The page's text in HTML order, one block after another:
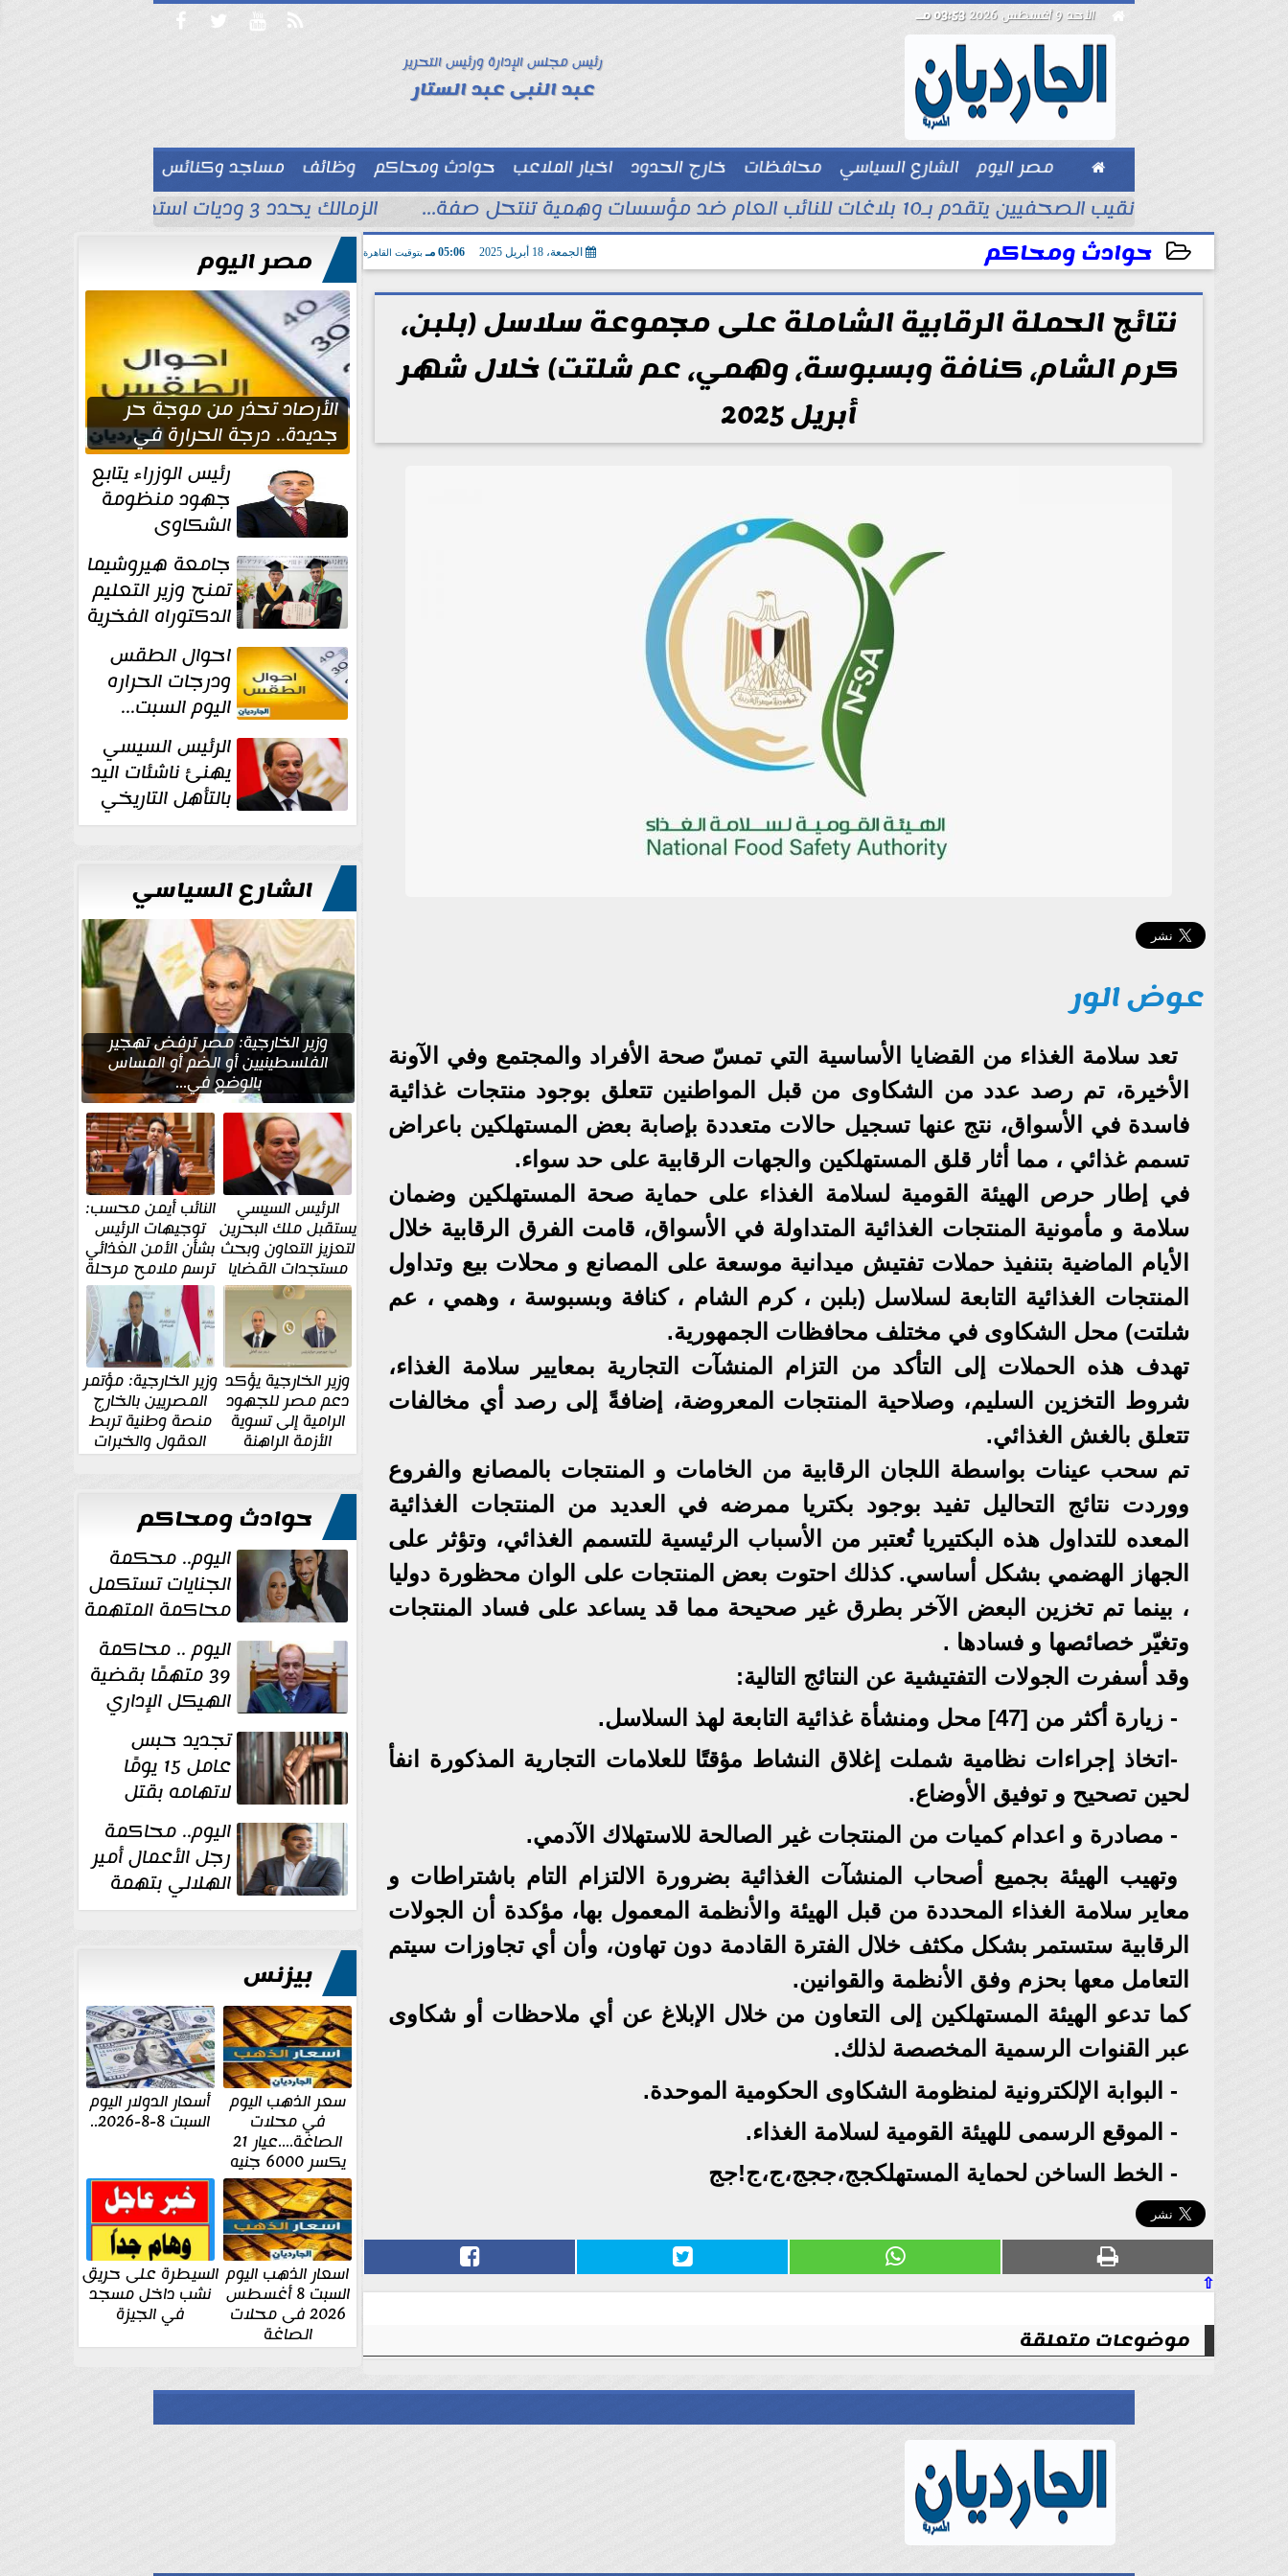
   
 الأحد 9 أغسطس 2026 03:53 مـ
رئيس مجلس الإدارة ورئيس التحرير
عبد النبى عبد الستار
 مصر اليوم الشارع السياسي محافظات خارج الحدود اخبار الملاعب حوادث ومحاكم وظائف
مساجد وكنائس
بيزنس
توك شو  نقيب الصحفيين يتقدم بـ10 بلاغات للنائب العام ضد مؤسسات وهمية تنتحل صفة... الزمالك يحدد 3 وديات استعدادًا للموسم الجديد قبل مواجهة الاتحاد السكندري
حوادث ومحاكم الجمعة، 18 أبريل 2025 05:06 مـ بتوقيت القاهرة
2025-04-18 17:06:49
نتائج الحملة الرقابية الشاملة على مجموعة سلاسل (بلبن،
كرم الشام، كنافة وبسبوسة، وهمي، عم شلتت) خلال شهر
أبريل 2025
عوض الور
تعد سلامة الغذاء من القضايا الأساسية التي تمسّ صحة الأفراد والمجتمع وفي الآونة
الأخيرة، تم رصد عدد من الشكاوى من قبل المواطنين تتعلق بوجود منتجات غذائية
فاسدة في الأسواق، نتج عنها تسجيل حالات متعددة بإصابة بعض المستهلكين باعراض
تسمم غذائي ، مما أثار قلق المستهلكين والجهات الرقابية على حد سواء.
في إطار حرص الهيئة القومية لسلامة الغذاء على حماية صحة المستهلكين وضمان
سلامة و مأمونية المنتجات الغذائية المتداولة في الأسواق، قامت الفرق الرقابية خلال
الأيام الماضية بتنفيذ حملات تفتيش ميدانية موسعة على المصانع و محلات بيع وتداول
المنتجات الغذائية التابعة لسلاسل (بلبن ، كرم الشام ، كنافة وبسبوسة ، وهمي ، عم
شلتت) محل الشكاوى في مختلف محافظات الجمهورية.
تهدف هذه الحملات إلى التأكد من التزام المنشآت التجارية بمعايير سلامة الغذاء،
شروط التخزين السليم، وصلاحية المنتجات المعروضة، إضافةً إلى رصد أي مخالفات
تتعلق بالغش الغذائي.
تم سحب عينات بواسطة اللجان الرقابية من الخامات و المنتجات بالمصانع والفروع
ووردت نتائج التحاليل تفيد بوجود بكتريا ممرضه في العديد من المنتجات الغذائية
المعده للتداول هذه البكتيريا تُعتبر من الأسباب الرئيسية للتسمم الغذائي، وتؤثر على
الجهاز الهضمي بشكل أساسي. كذلك احتوت بعض المنتجات على الوان محظورة دوليا
، بينما تم تخزين البعض الآخر بطرق غير صحيحة مما قد يساعد على فساد المنتجات
وتغيّر خصائصها و فسادها .
وقد أسفرت الجولات التفتيشية عن النتائج التالية:
- زيارة أكثر من [47] محل ومنشأة غذائية التابعة لهذ السلاسل.
-اتخاذ إجراءات نظامية شملت إغلاق النشاط مؤقتًا للعلامات التجارية المذكورة انفأ
لحين تصحيح و توفيق الأوضاع.
- مصادرة و اعدام كميات من المنتجات غير الصالحة للاستهلاك الآدمي.
وتهيب الهيئة بجميع أصحاب المنشآت الغذائية بضرورة الالتزام التام باشتراطات و
معاير سلامة الغذاء المحددة من قبل الهيئة والأنظمة المعمول بها، مؤكدة أن الجولات
الرقابية ستستمر بشكل مكثف خلال الفترة القادمة دون تهاون، وأن أي تجاوزات سيتم
التعامل معها بحزم وفق الأنظمة والقوانين.
كما تدعو الهيئة المستهلكين إلى التعاون من خلال الإبلاغ عن أي ملاحظات أو شكاوى
عبر القنوات الرسمية المخصصة لذلك.
- البوابة الإلكترونية لمنظومة الشكاوى الحكومية الموحدة.
- الموقع الرسمى للهيئة القومية لسلامة الغذاء.
- الخط الساخن لحماية المستهلكجج،ججج،ج،ج!جج
⇧
موضوعات متعلقة
مصر اليوم
الأرصاد تحذر من موجة حر
جديدة.. درجة الحرارة في
القاهره 39 رئيس الوزراء يتابع
جهود منظومة
الشكاوى
الحكومية خلال
يوليو الماضي جامعة هيروشيما
تمنح وزير التعليم
الدكتوراه الفخرية
تقديرا لما حققه
احوال الطقس
ودرجات الحراره
اليوم السبت...
العظمى في
القاهره 36 درجة الرئيس السيسي
يهنئ ناشئات اليد
بالتأهل التاريخي
إلى نصف نهائي
الشارع السياسي
وزير الخارجية: مصر ترفض تهجير
الفلسطينيين أو الضم أو المساس
بالوضع في...
الرئيس السيسي
يستقبل ملك البحرين
لتعزيز التعاون وبحث
مستجدات القضايا
الإقليمية والدولية
النائب أيمن محسب:
توجيهات الرئيس
بشأن الأمن الغذائي
ترسم ملامح مرحلة
جديدة
وزير الخارجية يؤكد
دعم مصر للجهود
الرامية إلى تسوية
الأزمة الراهنة
وزير الخارجية: مؤتمر
المصريين بالخارج
منصة وطنية تربط
العقول والخبرات
المصرية بالدولة
حوادث ومحاكم
اليوم.. محكمة
الجنايات تستكمل
محاكمة المتهمة
بقتل عروس
بورسعيد اليوم .. محاكمة
39 متهمًا بقضية
الهيكل الإداري
للإخوان
تجديد حبس
عامل 15 يومًا
لاتهامه بقتل
زوجته طعنًا
داخل مسكنهما بشبرا...
اليوم.. محاكمة
رجل الأعمال أمير
الهلالي بتهمة
غسل الأموال
بيزنس
سعر الذهب اليوم
في محلات
الصاغة....عيار 21
يكسر 6000 جنيه
أسعار الدولار اليوم
السبت 8-8-2026..
اسعار الذهب اليوم
السبت 8 أغسطس
2026 فى محلات
الصاغة
السيطرة على حريق
نشب داخل مسجد
في الجيزة